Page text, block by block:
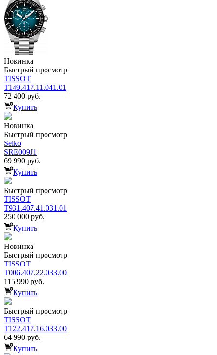
Новинка
Быстрый просмотр
TISSOT
T149.417.11.041.01
72 400 руб.
Купить
Новинка
Быстрый просмотр
Seiko
SRE009J1
69 990 руб.
Купить
Быстрый просмотр
TISSOT
T931.407.41.031.01
250 000 руб.
Купить
Новинка
Быстрый просмотр
TISSOT
T006.407.22.033.00
115 990 руб.
Купить
Быстрый просмотр
TISSOT
T122.417.16.033.00
64 990 руб.
Купить